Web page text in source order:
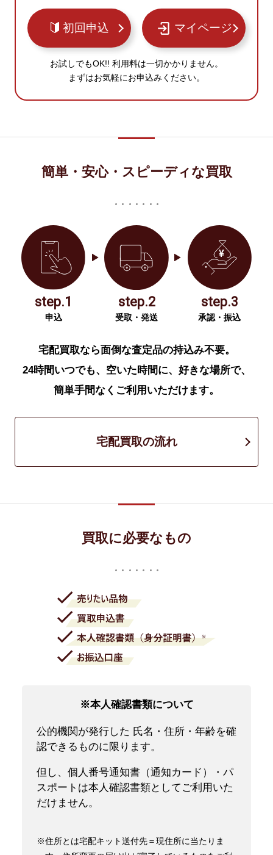
初回申込 マイページ
お試しでもOK!! 利用料は一切かかりません。
まずはお気軽にお申込みください。
簡単・安心・スピーディな買取
step.1
申込
step.2
受取・発送
step.3
承認・振込
宅配買取なら面倒な査定品の持込み不要。
24時間いつでも、空いた時間に、好きな場所で、
簡単手間なくご利用いただけます。
宅配買取の流れ
買取に必要なもの
※本人確認書類について
公的機関が発行した 氏名・住所・年齢を確
認できるものに限ります。
但し、個人番号通知書（通知カード）・パ
スポートは本人確認書類としてご利用いた
だけません。
※住所とは宅配キット送付先＝現住所に当たりま